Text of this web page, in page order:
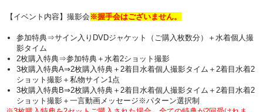
【イベント内容】撮影会 ※握手会はございません。
参加特典⇒サイン入りDVDジャケット（ご購入枚数分）＋水着個人撮
影タイム
2枚購入特典⇒参加特典＋水着2ショット撮影
3枚購入特典A⇒2枚購入特典＋2着目水着個人撮影タイム＋2着目水着2
ショット撮影＋私物サイン1点
3枚購入特典B⇒2枚購入特典＋2着目水着個人撮影タイム＋2着目水着2
ショット撮影＋一言動画メッセージ※パターン選択制